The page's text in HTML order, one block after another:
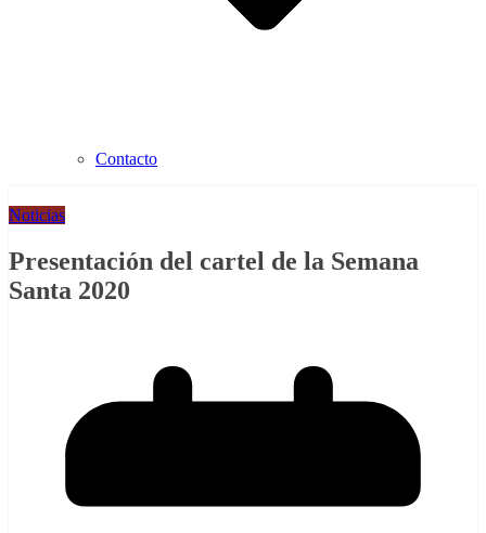
Contacto
Noticias
Presentación del cartel de la Semana
Santa 2020